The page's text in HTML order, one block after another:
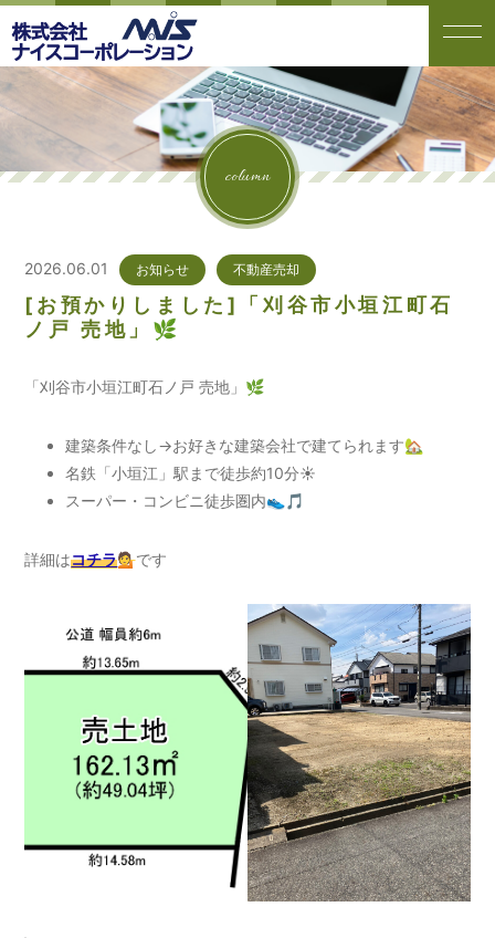
column
2026.06.01 お知らせ 不動産売却
[お預かりしました]「刈谷市小垣江町石
ノ戸 売地」🌿
「刈谷市小垣江町石ノ戸 売地」🌿
建築条件なし→お好きな建築会社で建てられます🏡
名鉄「小垣江」駅まで徒歩約10分☀️
スーパー・コンビニ徒歩圏内👟🎵
詳細はコチラ💁です